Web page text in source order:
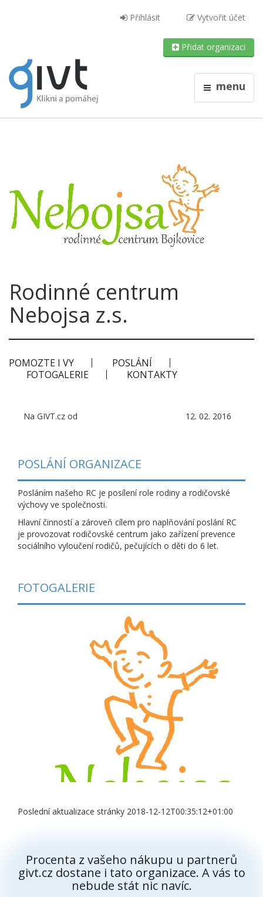
Přihlásit Vytvořit účet
Přidat organizaci
menu
Rodinné centrum
Nebojsa z.s.
POMOZTE I VY
POSLÁNÍ
FOTOGALERIE
KONTAKTY
Na GIVT.cz od 12. 02. 2016
POSLÁNÍ ORGANIZACE
Posláním našeho RC je posílení role rodiny a rodičovské
výchovy ve společnosti.
Hlavní činností a zároveň cílem pro naplňování poslání RC
je provozovat rodičovské centrum jako zařízení prevence
sociálního vyloučení rodičů, pečujících o děti do 6 let.
FOTOGALERIE
Poslední aktualizace stránky 2018-12-12T00:35:12+01:00
Procenta z vašeho nákupu u partnerů
givt.cz dostane i tato organizace. A vás to
nebude stát nic navíc.